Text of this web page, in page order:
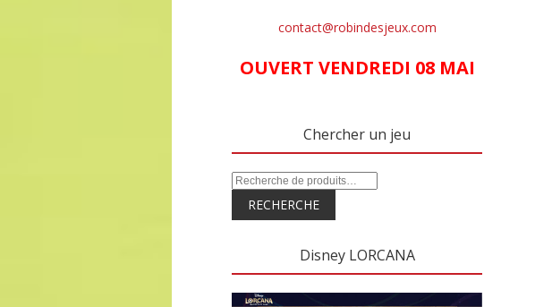
contact@robindesjeux.com
OUVERT VENDREDI 08 MAI
Chercher un jeu
RECHERCHE
Disney LORCANA